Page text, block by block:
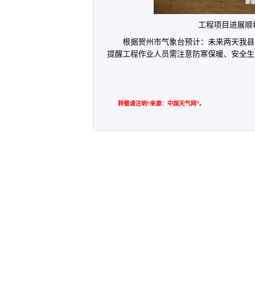
工程项目进展顺
根据贺州市气象台预计：未来两天我
提醒工程作业人员需注意防寒保暖、安全生
转载请注明“来源：中国天气网”。